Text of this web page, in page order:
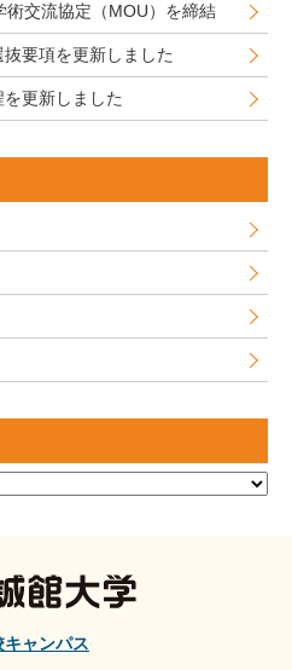
交流協定（MOU）を締結
要項を更新しました
更新しました
キャンパス